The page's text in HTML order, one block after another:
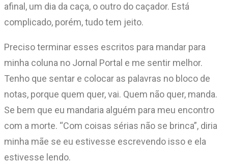
afinal, um dia da caça, o outro do caçador. Está
complicado, porém, tudo tem jeito.
Preciso terminar esses escritos para mandar para
minha coluna no Jornal Portal e me sentir melhor.
Tenho que sentar e colocar as palavras no bloco de
notas, porque quem quer, vai. Quem não quer, manda.
Se bem que eu mandaria alguém para meu encontro
com a morte. “Com coisas sérias não se brinca”, diria
minha mãe se eu estivesse escrevendo isso e ela
estivesse lendo.